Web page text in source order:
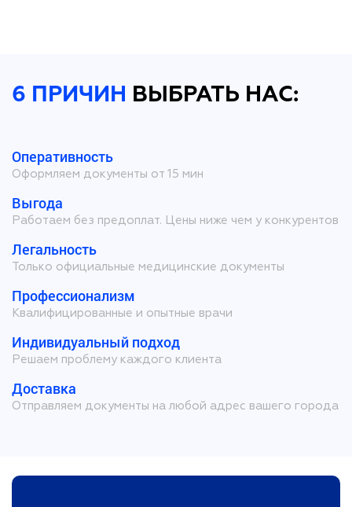
6 ПРИЧИН ВЫБРАТЬ НАС:
Оперативность
Оформляем документы от 15 мин
Выгода
Работаем без предоплат. Цены ниже чем у конкурентов
Легальность
Только официальные медицинские документы
Профессионализм
Квалифицированные и опытные врачи
Индивидуальный подход
Решаем проблему каждого клиента
Доставка
Отправляем документы на любой адрес вашего города